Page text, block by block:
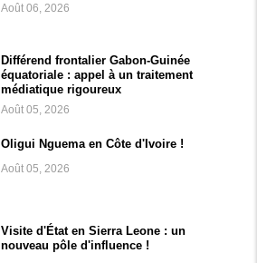
Août 06, 2026
Différend frontalier Gabon-Guinée
équatoriale : appel à un traitement
médiatique rigoureux
Août 05, 2026
Oligui Nguema en Côte d'Ivoire !
Août 05, 2026
Visite d'État en Sierra Leone : un
nouveau pôle d'influence !